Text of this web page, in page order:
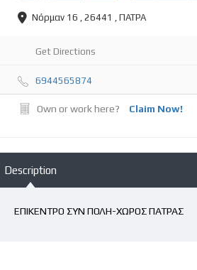
Νόρμαν 16 , 26441 , ΠΑΤΡΑ
Get Directions
6944565874
Own or work here? Claim Now!
Description
ΕΠΙΚΕΝΤΡΟ ΣΥΝ ΠΟΛΗ-ΧΩΡΟΣ ΠΑΤΡΑΣ